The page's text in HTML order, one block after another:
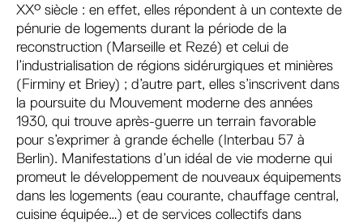
XX° siècle : en effet, elles répondent à un contexte de
pénurie de logements durant la période de la
reconstruction (Marseille et Rezé) et celui de
l’industrialisation de régions sidérurgiques et minières
(Firminy et Briey) ; d’autre part, elles s’inscrivent dans
la poursuite du Mouvement moderne des années
1930, qui trouve après-guerre un terrain favorable
pour s’exprimer à grande échelle (Interbau 57 à
Berlin). Manifestations d’un idéal de vie moderne qui
promeut le développement de nouveaux équipements
dans les logements (eau courante, chauffage central,
cuisine équipée…) et de services collectifs dans